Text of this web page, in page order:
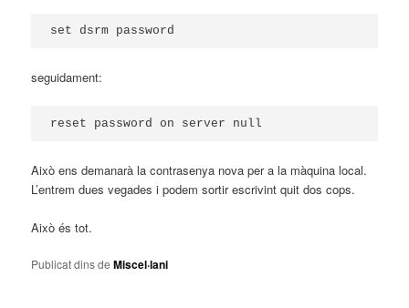
set dsrm password
seguidament:
reset password on server null
Això ens demanarà la contrasenya nova per a la màquina local.
L’entrem dues vegades i podem sortir escrivint quit dos cops.
Això és tot.
Publicat dins de Miscel·lani